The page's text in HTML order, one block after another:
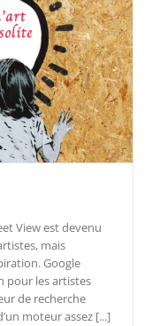
View est devenu
mais
Google
pour les artistes
de recherche
moteur assez [...]